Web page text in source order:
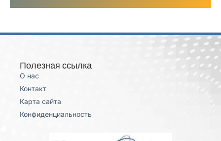
Полезная ссылка
О нас
Контакт
Карта сайта
Конфиденциальность